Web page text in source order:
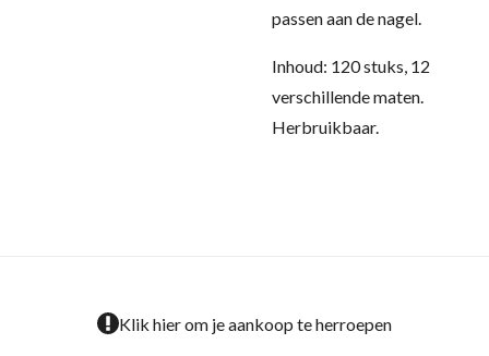
passen aan de nagel.
Inhoud: 120 stuks, 12
verschillende maten.
Herbruikbaar.
Klik hier om je aankoop te herroepen